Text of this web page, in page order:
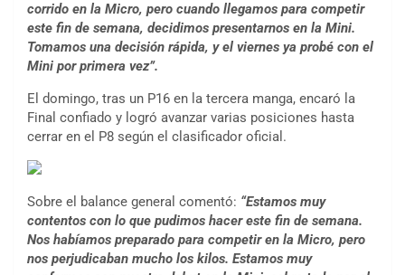
corrido en la Micro, pero cuando llegamos para competir
este fin de semana, decidimos presentarnos en la Mini.
Tomamos una decisión rápida, y el viernes ya probé con el
Mini por primera vez”.
El domingo, tras un P16 en la tercera manga, encaró la
Final confiado y logró avanzar varias posiciones hasta
cerrar en el P8 según el clasificador oficial.
Sobre el balance general comentó: “Estamos muy
contentos con lo que pudimos hacer este fin de semana.
Nos habíamos preparado para competir en la Micro, pero
nos perjudicaban mucho los kilos. Estamos muy